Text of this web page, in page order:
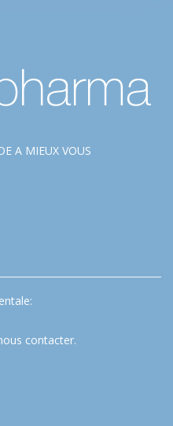
A MIEUX VOUS
contacter.